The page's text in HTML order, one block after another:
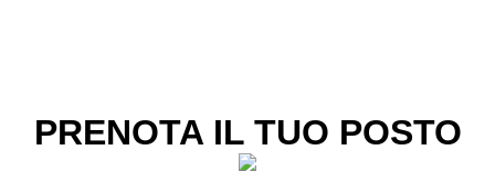
PRENOTA IL TUO POSTO